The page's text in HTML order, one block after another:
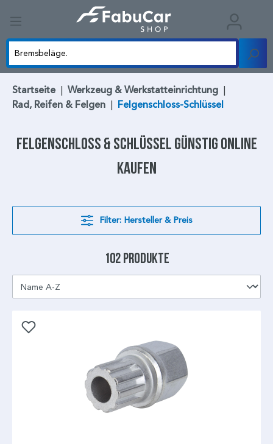
Startseite | Werkzeug & Werkstatteinrichtung |
Rad, Reifen & Felgen | Felgenschloss-Schlüssel
Felgenschloss & Schlüssel günstig online
kaufen
Filter: Hersteller & Preis
102 Produkte